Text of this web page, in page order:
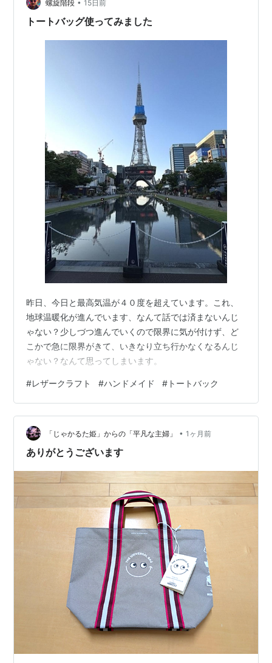
螺旋階段 • 15日前
トートバッグ使ってみました
昨日、今日と最高気温が４０度を超えています。これ、
地球温暖化が進んでいます、なんて話では済まないんじ
ゃない？少しづつ進んでいくので限界に気が付けず、ど
こかで急に限界がきて、いきなり立ち行かなくなるんじ
ゃない？なんて思ってしまいます。
#レザークラフト #ハンドメイド # トートバック
「じゃかるた姫」からの「平凡な主婦」 • 1ヶ月前
ありがとうございます